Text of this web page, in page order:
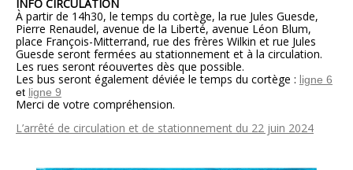
INFO CIRCULATION
À partir de 14h30, le temps du cortège, la rue Jules Guesde,
Pierre Renaudel, avenue de la Liberté, avenue Léon Blum,
place François-Mitterrand, rue des frères Wilkin et rue Jules
Guesde seront fermées au stationnement et à la circulation.
Les rues seront réouvertes dès que possible.
Les bus seront également déviée le temps du cortège : ligne 6
et ligne 9
Merci de votre compréhension.
L’arrêté de circulation et de stationnement du 22 juin 2024